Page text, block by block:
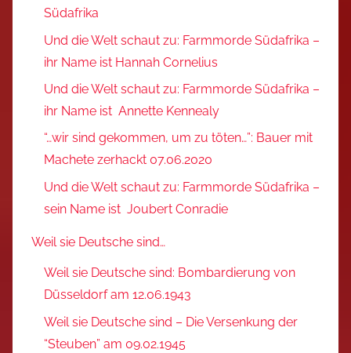
Südafrika
Und die Welt schaut zu: Farmmorde Südafrika –
ihr Name ist Hannah Cornelius
Und die Welt schaut zu: Farmmorde Südafrika –
ihr Name ist Annette Kennealy
“…wir sind gekommen, um zu töten…”: Bauer mit
Machete zerhackt 07.06.2020
Und die Welt schaut zu: Farmmorde Südafrika –
sein Name ist Joubert Conradie
Weil sie Deutsche sind…
Weil sie Deutsche sind: Bombardierung von
Düsseldorf am 12.06.1943
Weil sie Deutsche sind – Die Versenkung der
“Steuben” am 09.02.1945